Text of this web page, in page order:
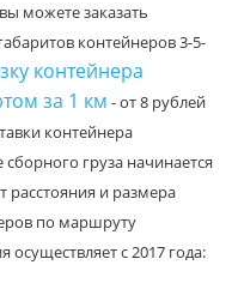
можете заказать
контейнеров 3-5-
контейнера
за 1 км - от 8 рублей
контейнера
груза начинается
расстояния и размера
по маршруту
с 2017 года: